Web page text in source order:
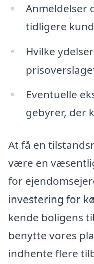
Anmeldelser
tidligere
Hvilke
Eventuelle
gebyrer, der
At få en
være en
for
investering for
kende boligens
benytte vores
indhente flere